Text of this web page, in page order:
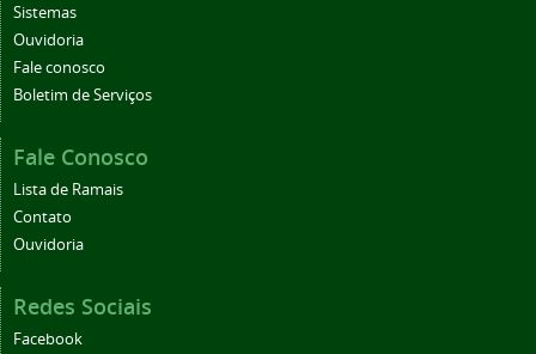
Sistemas
Ouvidoria
Fale conosco
Boletim de Serviços
Fale Conosco
Lista de Ramais
Contato
Ouvidoria
Redes Sociais
Facebook